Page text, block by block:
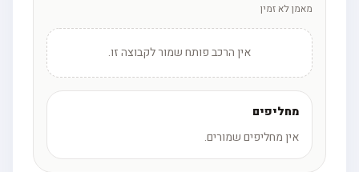
מאמן לא זמין
אין הרכב פותח שמור לקבוצה זו.
מחליפים
אין מחליפים שמורים.